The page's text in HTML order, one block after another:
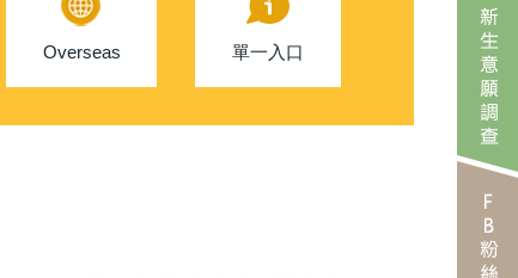
Overseas 單一入口